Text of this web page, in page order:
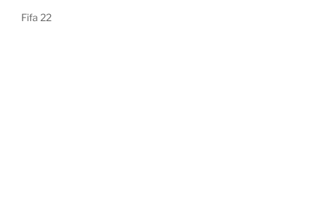
Fifa 22